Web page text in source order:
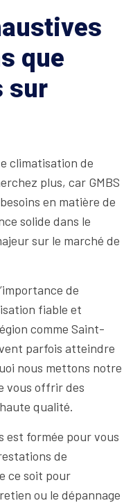
que
sur
climatisation de
plus, car GMBS
en matière de
solide dans le
sur le marché de
de
fiable et
comme Saint-
parfois atteindre
nous mettons notre
vous offrir des
qualité.
est formée pour vous
de
ce soit pour
ou le dépannage